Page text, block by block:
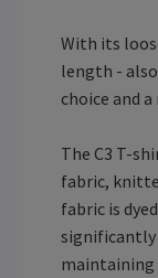
With its
length -
choice and
The C3 T-
fabric,
fabric is
significantly